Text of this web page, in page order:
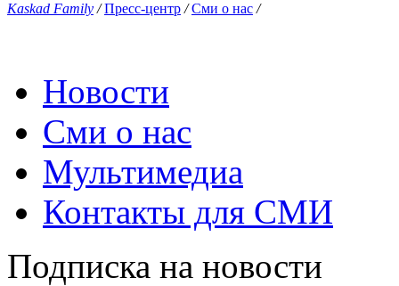
Kaskad Family / Пресс-центр / Сми о нас /
Новости
Сми о нас
Мультимедиа
Контакты для СМИ
Подписка на новости